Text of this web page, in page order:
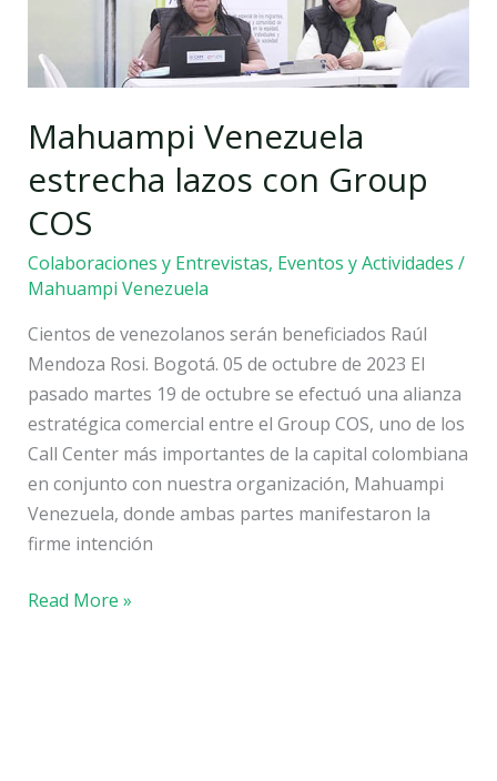
Mahuampi Venezuela
estrecha lazos con Group
COS
Colaboraciones y Entrevistas, Eventos y Actividades /
Mahuampi Venezuela
Cientos de venezolanos serán beneficiados Raúl
Mendoza Rosi. Bogotá. 05 de octubre de 2023 El
pasado martes 19 de octubre se efectuó una alianza
estratégica comercial entre el Group COS, uno de los
Call Center más importantes de la capital colombiana
en conjunto con nuestra organización, Mahuampi
Venezuela, donde ambas partes manifestaron la
firme intención
Read More »